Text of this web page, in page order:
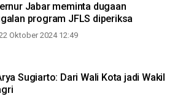
Jabar meminta dugaan
program JFLS diperiksa
Oktober 2024 12:49
Sugiarto: Dari Wali Kota jadi Wakil